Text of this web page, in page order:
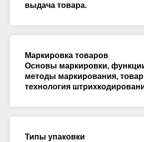
выдача товара.
Маркировка товаров
Основы маркировки,
методы маркирования,
технология
Типы упаковки